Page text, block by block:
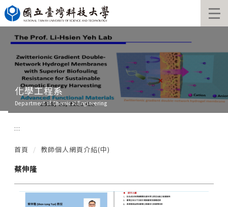
跳
到
主
內
化學工程系
Department of Chemical Engineering
:::
首頁 教師個人網頁介紹(中)
蔡伸隆